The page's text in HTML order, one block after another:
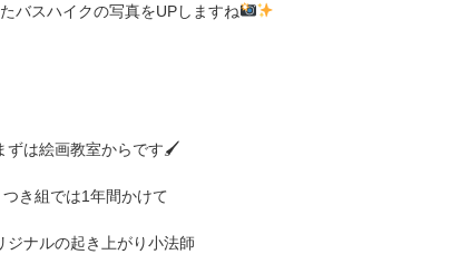
バスハイクの写真をUPしますね
ずは絵画教室からです🖌
つき組では1年間かけて
ジナルの起き上がり小法師